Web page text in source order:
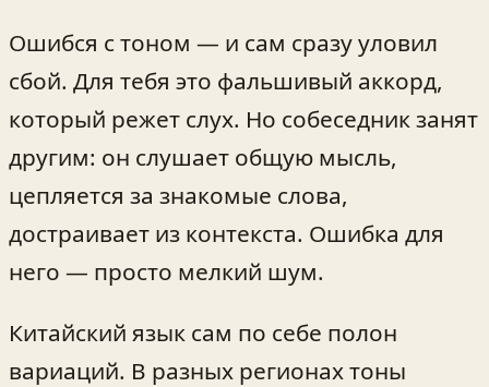
Ошибся с тоном — и сам сразу уловил
сбой. Для тебя это фальшивый аккорд,
который режет слух. Но собеседник занят
другим: он слушает общую мысль,
цепляется за знакомые слова,
достраивает из контекста. Ошибка для
него — просто мелкий шум.
Китайский язык сам по себе полон
вариаций. В разных регионах тоны